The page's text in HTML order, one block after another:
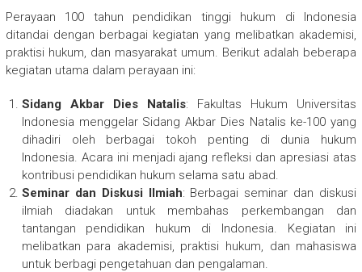
Perayaan 100 tahun pendidikan tinggi hukum di Indonesia
ditandai dengan berbagai kegiatan yang melibatkan akademisi,
praktisi hukum, dan masyarakat umum. Berikut adalah beberapa
kegiatan utama dalam perayaan ini:
Sidang Akbar Dies Natalis: Fakultas Hukum Universitas
Indonesia menggelar Sidang Akbar Dies Natalis ke-100 yang
dihadiri oleh berbagai tokoh penting di dunia hukum
Indonesia. Acara ini menjadi ajang refleksi dan apresiasi atas
kontribusi pendidikan hukum selama satu abad.
Seminar dan Diskusi Ilmiah: Berbagai seminar dan diskusi
ilmiah diadakan untuk membahas perkembangan dan
tantangan pendidikan hukum di Indonesia. Kegiatan ini
melibatkan para akademisi, praktisi hukum, dan mahasiswa
untuk berbagi pengetahuan dan pengalaman.